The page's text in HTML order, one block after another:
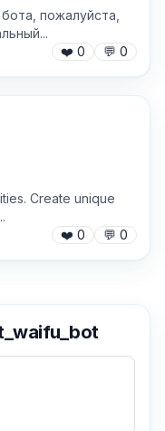
пожалуйста,
❤️ 0 💬 0
Create unique
❤️ 0 💬 0